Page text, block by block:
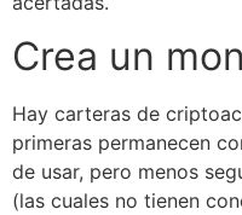
Crea un
Hay carteras de
primeras permanecen
de usar, pero menos
(las cuales no tienen